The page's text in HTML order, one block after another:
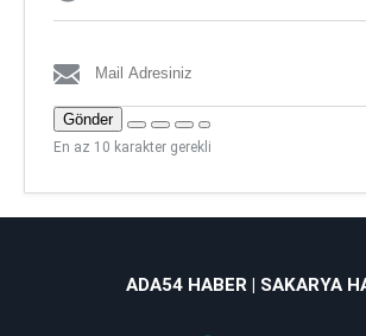
Gönder
En az 10 karakter gerekli
ADA54 HABER | SAKARYA